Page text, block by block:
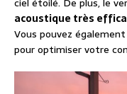
ciel étoilé. De plus, le
acoustique très
Vous pouvez
pour optimiser votre